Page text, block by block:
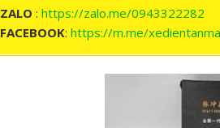
ZALO : https://zalo.me/0943322282
FACEBOOK: https://m.me/